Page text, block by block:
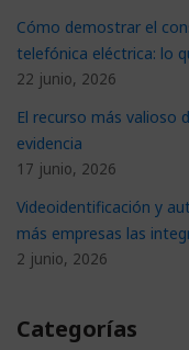
Cómo demostrar el
telefónica eléctrica: lo
22 junio, 2026
El recurso más valioso
evidencia
17 junio, 2026
Videoidentificación y
más empresas las
2 junio, 2026
Categorías